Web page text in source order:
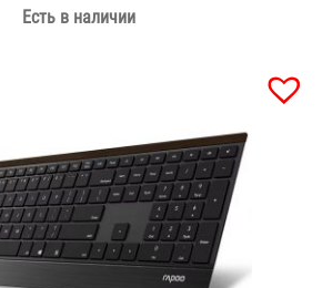
Есть в наличии